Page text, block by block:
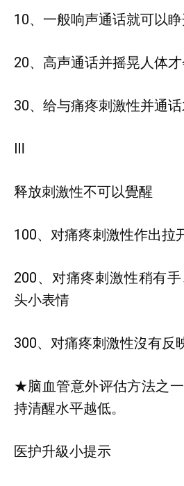
10、一般响声通话就可以
20、高声通话并摇晃人体
30、给与痛疼刺激性并通
Ⅲ
释放刺激性不可以覺醒
100、对痛疼刺激性作出拉
200、对痛疼刺激性稍有
头小表情
300、对痛疼刺激性沒有反
★脑血管意外评估方法之
持清醒水平越低。
医护升級小提示